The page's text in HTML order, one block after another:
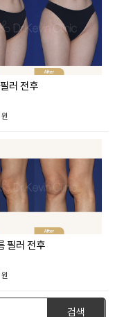
러 전후
필러 전후
검색